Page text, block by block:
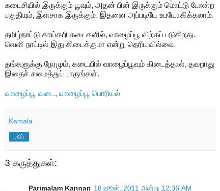
கடைசியில் இருக்கும் பூவும், அதன் பின் இருக்கும் மொட்டு போன்ற
பகுதியும், இளசாக இருக்கும். இதனை அப்படியே உபயோகிக்கலாம்.
தமிழ்நாட்டு காய்கறி கடைகளில், வாழைப்பூ விற்கப் படுகிறது.
வெளி நாட்டில் இது கிடைக்குமா என்று தெரியவில்லை.
தங்களுக்கு நேரமும், கடையில் வாழைப்பூவும் கிடைத்தால், தவறாது
இதைச் சமைத்துப் பாருங்கள்.
வாழைப்பூ வடை , வாழைப்பூ பொரியல்
Kamala
பகிர்
3 கருத்துகள்:
Parimalam Kannan 18 ஜூன், 2011 அன்று 12:36 AM